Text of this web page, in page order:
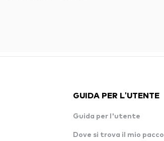
GUIDA PER L'UTENTE
Guida per l'utente
Dove si trova il mio pacco